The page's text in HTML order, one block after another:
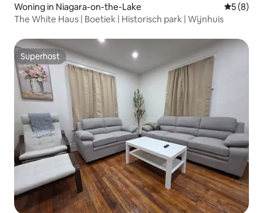
Woning in Niagara-on-the-Lake
5 (8)
The White Haus | Boetiek | Historisch park | Wijnhuis
Superhost
Superhost